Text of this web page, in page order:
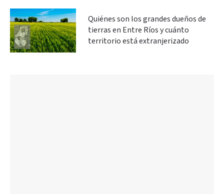
Quiénes son los grandes dueños de
tierras en Entre Ríos y cuánto
territorio está extranjerizado